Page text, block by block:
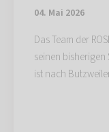
04. Mai 2026
Das Team der
seinen
ist nach